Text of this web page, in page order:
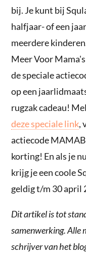
bij. Je kunt bij
halfjaar- of een
meerdere
Meer Voor
de speciale
op een
rugzak cadeau!
deze speciale link,
actiecode
korting! En als je
krijg je een coole
geldig t/m 30 april
Dit artikel is tot
samenwerking. Alle
schrijver van het